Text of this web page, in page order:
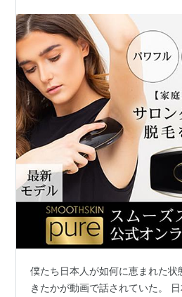
僕たち日本人が如何に恵まれた状
きたかが動画で話されていた。